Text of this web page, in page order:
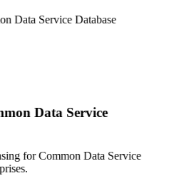
Data Service Database
Data Service
for Common Data Service